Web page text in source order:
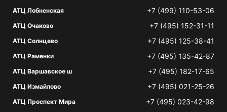
АТЦ Лобненская +7 (499) 110-53-06
АТЦ Очаково +7 (495) 152-31-11
АТЦ Солнцево +7 (495) 125-38-41
АТЦ Раменки +7 (495) 135-42-87
АТЦ Варшавское ш +7 (495) 182-17-65
АТЦ Измайлово +7 (495) 021-25-26
АТЦ Проспект Мира +7 (495) 023-42-98